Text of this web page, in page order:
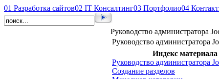
01 Разработка сайтов02 IT Консалтинг03 Портфолио04
Руководство администратора
Руководство администратора
Индекс материала
Руководство администратора
Создание разделов